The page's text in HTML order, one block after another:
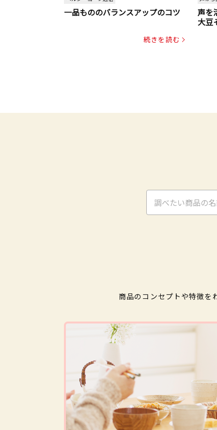
一品もののバランスアップのコツ
続きを読む
声を
大豆
商品のコンセプトや特徴を